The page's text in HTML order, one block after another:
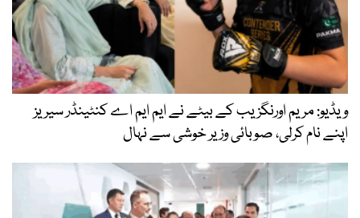
ویڈیو: مریم اورنگزیب کے بیٹے نے ایم ایم اے کنٹینڈر سیریز
اپنے نام کرلی، صوبائی وزیر خوشی سے نہال